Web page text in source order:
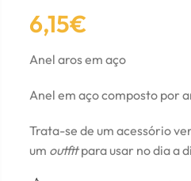
6,15€
Anel aros em aço
Anel em aço composto por
Trata-se de um acessório
um outfitpara usar no dia a